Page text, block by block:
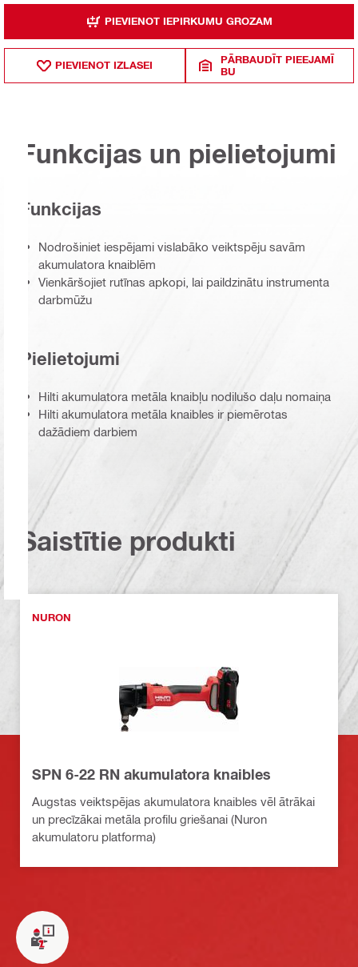
PIEVIENOT IEPIRKUMU GROZAM
PIEVIENOT IZLASEI
PĀRBAUDĪT PIEEJAMĪ
BU
Funkcijas un pielietojumi
Funkcijas
Nodrošiniet iespējami vislabāko veiktspēju savām
akumulatora knaiblēm
Vienkāršojiet rutīnas apkopi, lai paildzinātu instrumenta
darbmūžu
Pielietojumi
Hilti akumulatora metāla knaibļu nodilušo daļu nomaiņa
Hilti akumulatora metāla knaibles ir piemērotas
dažādiem darbiem
Saistītie produkti
NURON
SPN 6-22 RN akumulatora knaibles
Augstas veiktspējas akumulatora knaibles vēl ātrākai
un precīzākai metāla profilu griešanai (Nuron
akumulatoru platforma)